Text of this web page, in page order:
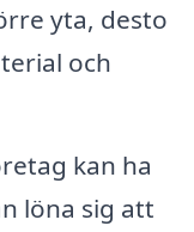
yta, desto
och
kan ha
löna sig att